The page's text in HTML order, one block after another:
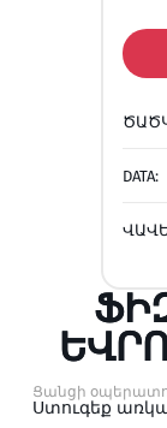
DATA:
Ցանցի
Ստուգեք